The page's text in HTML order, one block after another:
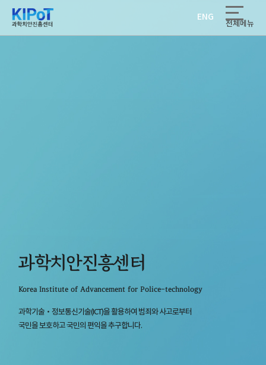
ENG
전체메뉴
과학치안진흥센터
Korea Institute of Advancement for Police-technology
과학기술‧정보통신기술(ICT)을 활용하여 범죄와 사고로부터
국민을 보호하고 국민의 편익을 추구합니다.